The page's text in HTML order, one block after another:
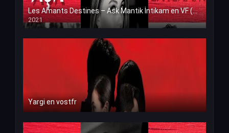
Les Amants Destines – Ask Mantik İntikam en VF (Voix Francaise)
2021
Yargi en vostfr